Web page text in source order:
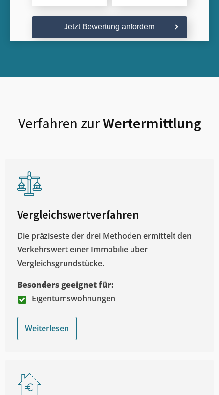
Jetzt Bewertung anfordern
Verfahren zurWertermittlung
Vergleichswertverfahren
Die präziseste der drei Methoden ermittelt den
Verkehrswert einer Immobilie über
Vergleichsgrundstücke.
Besonders geeignet für:
Eigentumswohnungen
Weiterlesen